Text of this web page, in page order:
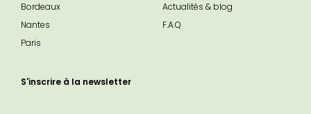
Bordeaux
Nantes
Paris
Actualités & blog
F.A.Q
S'inscrire à la newsletter